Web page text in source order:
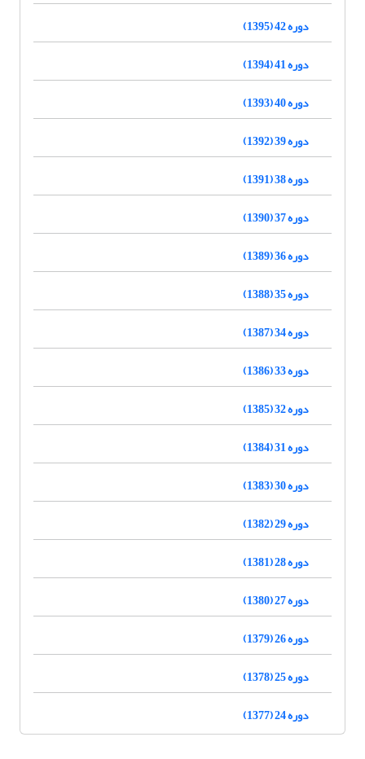
دوره 42 (1395)
دوره 41 (1394)
دوره 40 (1393)
دوره 39 (1392)
دوره 38 (1391)
دوره 37 (1390)
دوره 36 (1389)
دوره 35 (1388)
دوره 34 (1387)
دوره 33 (1386)
دوره 32 (1385)
دوره 31 (1384)
دوره 30 (1383)
دوره 29 (1382)
دوره 28 (1381)
دوره 27 (1380)
دوره 26 (1379)
دوره 25 (1378)
دوره 24 (1377)